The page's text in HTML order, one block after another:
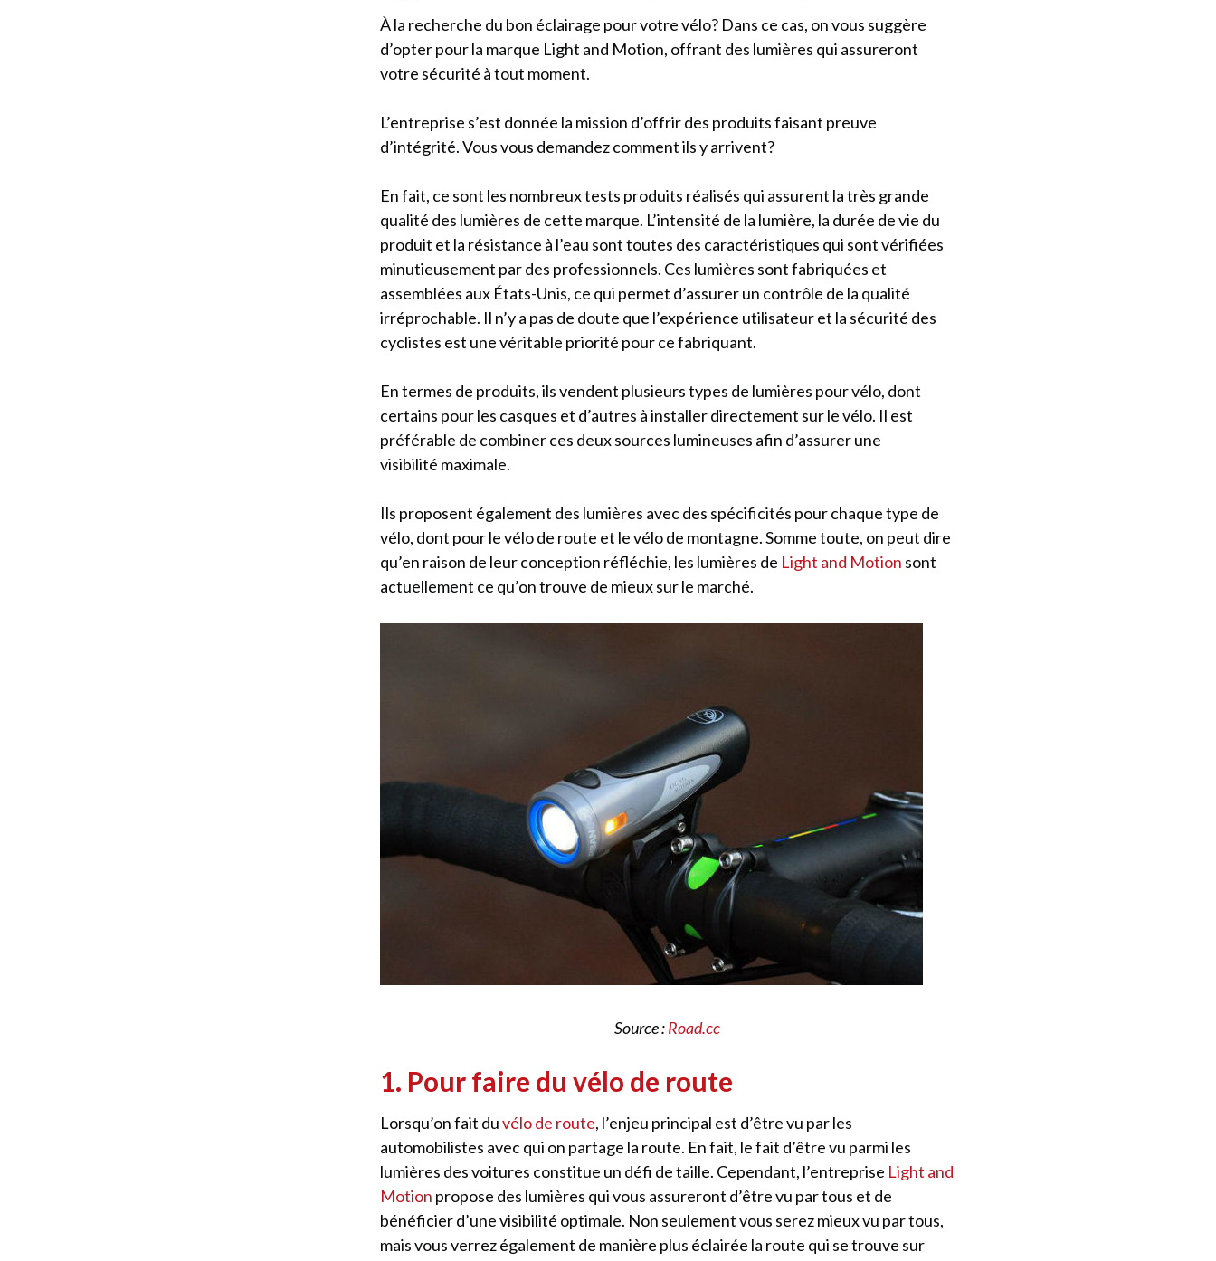
À la recherche du bon éclairage pour votre vélo? Dans ce cas, on vous suggère
d’opter pour la marque Light and Motion, offrant des lumières qui assureront
votre sécurité à tout moment.
L’entreprise s’est donnée la mission d’offrir des produits faisant preuve
d’intégrité. Vous vous demandez comment ils y arrivent?
En fait, ce sont les nombreux tests produits réalisés qui assurent la très grande
qualité des lumières de cette marque. L’intensité de la lumière, la durée de vie du
produit et la résistance à l’eau sont toutes des caractéristiques qui sont vérifiées
minutieusement par des professionnels. Ces lumières sont fabriquées et
assemblées aux États-Unis, ce qui permet d’assurer un contrôle de la qualité
irréprochable. Il n’y a pas de doute que l’expérience utilisateur et la sécurité des
cyclistes est une véritable priorité pour ce fabriquant.
En termes de produits, ils vendent plusieurs types de lumières pour vélo, dont
certains pour les casques et d’autres à installer directement sur le vélo. Il est
préférable de combiner ces deux sources lumineuses afin d’assurer une
visibilité maximale.
Ils proposent également des lumières avec des spécificités pour chaque type de
vélo, dont pour le vélo de route et le vélo de montagne. Somme toute, on peut dire
qu’en raison de leur conception réfléchie, les lumières de Light and Motion sont
actuellement ce qu’on trouve de mieux sur le marché.
Source :Road.cc
1. Pour faire du vélo de route
Lorsqu’on fait duvélo de route, l’enjeu principal est d’être vu par les
automobilistes avec qui on partage la route. En fait, le fait d’être vu parmi les
lumières des voitures constitue un défi de taille. Cependant, l’entreprise Light and
Motion propose des lumières qui vous assureront d’être vu par tous et de
bénéficier d’une visibilité optimale. Non seulement vous serez mieux vu par tous,
mais vous verrez également de manière plus éclairée la route qui se trouve sur